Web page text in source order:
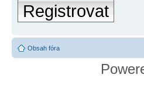
Registrovat
Obsah fóra